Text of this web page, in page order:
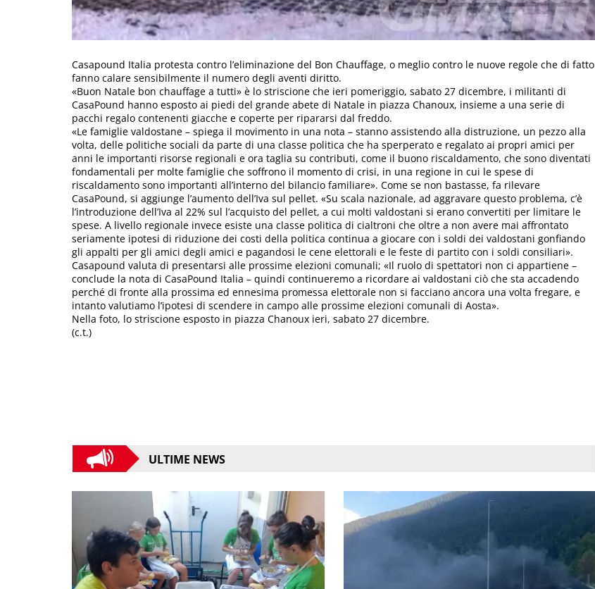
Casapound Italia protesta contro l’eliminazione del Bon Chauffage, o meglio contro le nuove regole che di fatto
fanno calare sensibilmente il numero degli aventi diritto.
«Buon Natale bon chauffage a tutti» è lo striscione che ieri pomeriggio, sabato 27 dicembre, i militanti di
CasaPound hanno esposto ai piedi del grande abete di Natale in piazza Chanoux, insieme a una serie di
pacchi regalo contenenti giacche e coperte per ripararsi dal freddo.
«Le famiglie valdostane – spiega il movimento in una nota – stanno assistendo alla distruzione, un pezzo alla
volta, delle politiche sociali da parte di una classe politica che ha sperperato e regalato ai propri amici per
anni le importanti risorse regionali e ora taglia su contributi, come il buono riscaldamento, che sono diventati
fondamentali per molte famiglie che soffrono il momento di crisi, in una regione in cui le spese di
riscaldamento sono importanti all’interno del bilancio familiare». Come se non bastasse, fa rilevare
CasaPound, si aggiunge l’aumento dell’Iva sul pellet. «Su scala nazionale, ad aggravare questo problema, c’è
l’introduzione dell’Iva al 22% sul l’acquisto del pellet, a cui molti valdostani si erano convertiti per limitare le
spese. A livello regionale invece esiste una classe politica di cialtroni che oltre a non avere mai affrontato
seriamente ipotesi di riduzione dei costi della politica continua a giocare con i soldi dei valdostani gonfiando
gli appalti per gli amici degli amici e pagandosi le cene elettorali e le feste di partito con i soldi consiliari».
Casapound valuta di presentarsi alle prossime elezioni comunali; «Il ruolo di spettatori non ci appartiene –
conclude la nota di CasaPound Italia – quindi continueremo a ricordare ai valdostani ciò che sta accadendo
perché di fronte alla prossima ed ennesima promessa elettorale non si facciano ancora una volta fregare, e
intanto valutiamo l’ipotesi di scendere in campo alle prossime elezioni comunali di Aosta».
Nella foto, lo striscione esposto in piazza Chanoux ieri, sabato 27 dicembre.
(c.t.)
ULTIME NEWS